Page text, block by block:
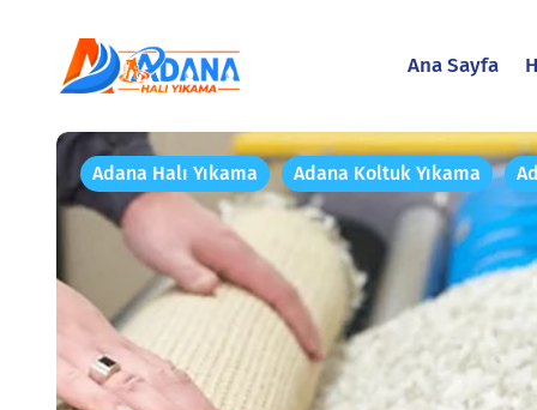
Ana Sayfa
Adana Halı Yıkama Adana Koltuk Yıkama